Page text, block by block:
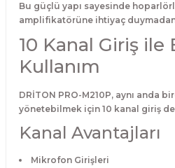
Bu güçlü yapı sayesinde
amplifikatörüne ihtiyaç
10 Kanal Giriş ile
Kullanım
DRİTON PRO-M210P, aynı anda
yönetebilmek için 10 kanal giriş
Kanal Avantajları
Mikrofon Girişleri